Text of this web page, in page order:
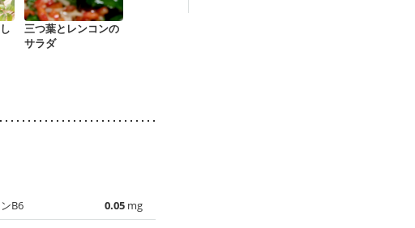
三つ葉とレンコンの
サラダ
B6 0.05 mg